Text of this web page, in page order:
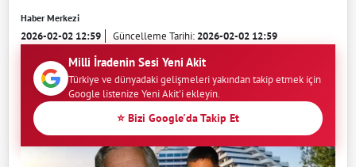
Haber Merkezi
2026-02-02 12:59 Güncelleme Tarihi:2026-02-02 12:59
Milli İradenin Sesi Yeni Akit
Türkiye ve dünyadaki gelişmeleri yakından takip etmek için
Google listenize Yeni Akit'i ekleyin.
⭐ Bizi Google'da Takip Et